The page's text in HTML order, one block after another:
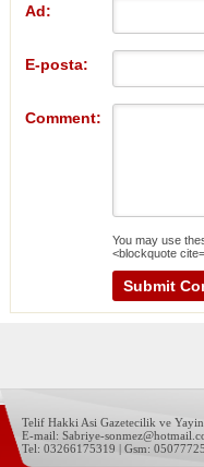
Ad:
E-posta:
Comment:
You may use
<blockquote
Telif Hakki Asi Gazetecilik ve
E-mail: Sabriye-
Tel: 03266175319 | Gsm: